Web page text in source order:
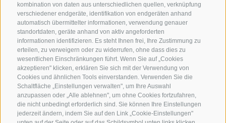
kombination von daten aus unterschiedlichen quellen, verknüpfung
verschiedener endgeräte, identifikation von endgeräten anhand
automatisch übermittelter informationen, verwendung genauer
standortdaten, geräte anhand von aktiv angeforderten
informationen identifizieren. Es steht Ihnen frei, Ihre Zustimmung zu
erteilen, zu verweigern oder zu widerrufen, ohne dass dies zu
wesentlichen Einschränkungen führt. Wenn Sie auf „Cookies
akzeptieren" klicken, erklären Sie sich mit der Verwendung von
Cookies und ähnlichen Tools einverstanden. Verwenden Sie die
Schaltfläche „Einstellungen verwalten", um Ihre Auswahl
anzupassen oder „Alle ablehnen", um ohne Cookies fortzufahren,
die nicht unbedingt erforderlich sind. Sie können Ihre Einstellungen
jederzeit ändern, indem Sie auf den Link „Cookie-Einstellungen"
NEWSLETTER
Bleib am Laufenden
Newsletter Anmelden